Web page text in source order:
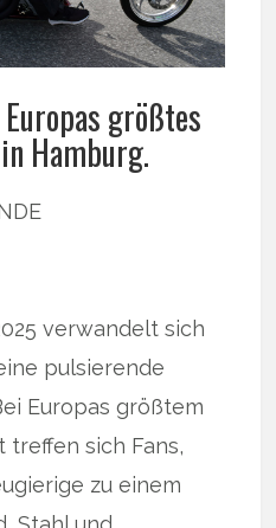
größtes
Hamburg.
verwandelt sich
pulsierende
Europas größtem
sich Fans,
zu einem